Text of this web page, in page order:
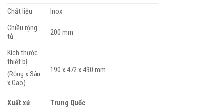
Chất liệu
Inox
Chiều rộng
tủ
200 mm
Kích thước
thiết bị
(Rộng x Sâu
x Cao)
190 x 472 x 490 mm
Xuất xứ
Trung Quốc